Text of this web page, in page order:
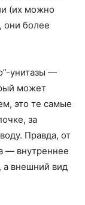
(их можно
они более
унитазы —
может
это те самые
за
Правда, от
— внутреннее
внешний вид